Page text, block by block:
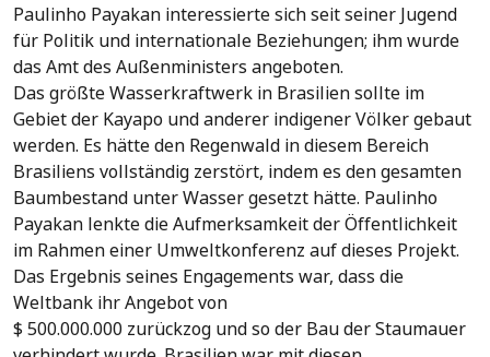
Paulinho Payakan interessierte sich seit seiner Jugend
für Politik und internationale Beziehungen; ihm wurde
das Amt des Außenministers angeboten.
Das größte Wasserkraftwerk in Brasilien sollte im
Gebiet der Kayapo und anderer indigener Völker gebaut
werden. Es hätte den Regenwald in diesem Bereich
Brasiliens vollständig zerstört, indem es den gesamten
Baumbestand unter Wasser gesetzt hätte. Paulinho
Payakan lenkte die Aufmerksamkeit der Öffentlichkeit
im Rahmen einer Umweltkonferenz auf dieses Projekt.
Das Ergebnis seines Engagements war, dass die
Weltbank ihr Angebot von
$ 500.000.000 zurückzog und so der Bau der Staumauer